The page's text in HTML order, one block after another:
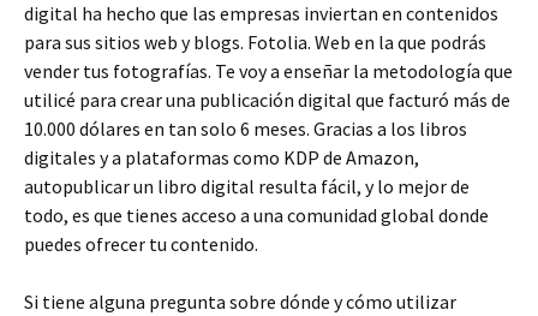
digital ha hecho que las empresas inviertan en contenidos
para sus sitios web y blogs. Fotolia. Web en la que podrás
vender tus fotografías. Te voy a enseñar la metodología que
utilicé para crear una publicación digital que facturó más de
10.000 dólares en tan solo 6 meses. Gracias a los libros
digitales y a plataformas como KDP de Amazon,
autopublicar un libro digital resulta fácil, y lo mejor de
todo, es que tienes acceso a una comunidad global donde
puedes ofrecer tu contenido.
Si tiene alguna pregunta sobre dónde y cómo utilizar